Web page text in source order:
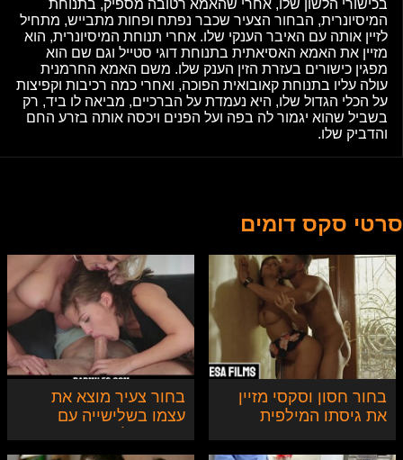
בכישורי הלשון שלו, אחרי שהאמא רטובה מספיק, בתנוחת
המיסיונרית, הבחור הצעיר שכבר נפתח ופחות מתבייש, מתחיל
לזיין אותה עם האיבר הענקי שלו. אחרי תנוחת המיסיונרית, הוא
מזיין את האמא האסיאתית בתנוחת דוגי סטייל וגם שם הוא
מפגין כישורים בעזרת הזין הענק שלו. משם האמא החרמנית
עולה עליו בתנוחת קאובואית הפוכה, ואחרי כמה רכיבות וקפיצות
על הכלי הגדול שלו, היא נעמדת על הברכיים, מביאה לו ביד, רק
בשביל שהוא יגמור לה בפה ועל הפנים ויכסה אותה בזרע החם
והדביק שלו.
סרטי סקס דומים
בחור חסון וסקסי מזיין
את גיסתו המילפית
בחור צעיר מוצא את
עצמו בשלישייה עם